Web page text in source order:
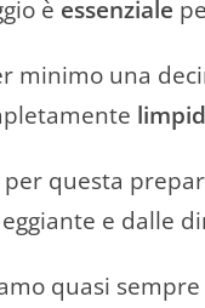
è essenziale
minimo una
questa
e dalle
quasi